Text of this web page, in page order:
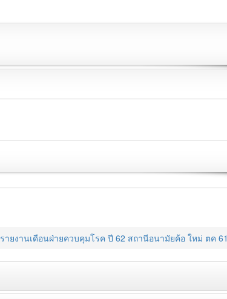
รายงานเดือนฝ่ายควบคุมโรค ปี 62 สถานีอนามัยค้อ ใหม่ ตค 61